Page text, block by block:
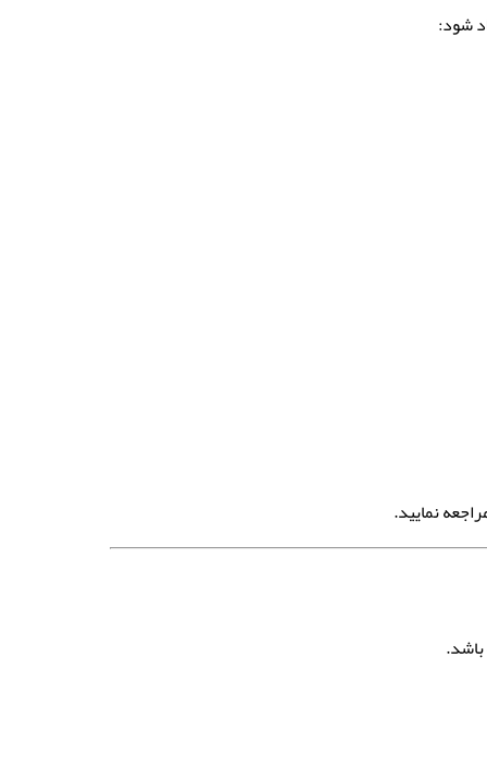
شود:
نمایید.